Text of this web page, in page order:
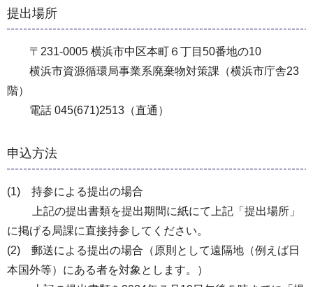
提出場所
〒231-0005 横浜市中区本町６丁目50番地の10
横浜市資源循環局事業系廃棄物対策課（横浜市庁舎23
階）
電話 045(671)2513（直通）
申込方法
(1) 持参による提出の場合
上記の提出書類を提出期間に紙にて上記「提出場所」
に掲げる局課に直接持参してください。
(2) 郵送による提出の場合（原則として遠隔地（例えば日
本国外等）にある者を対象とします。）